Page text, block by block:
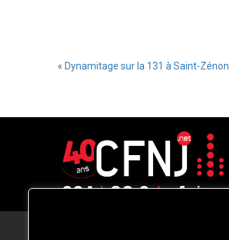
« Dynamitage sur la 131 à Saint-Zénon